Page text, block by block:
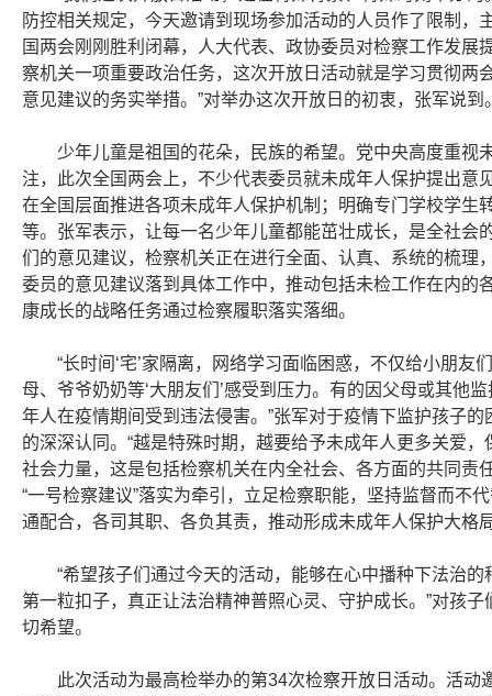
防控相关规定，今天邀请到现场参加活动的人员作了限制
国两会刚刚胜利闭幕，人大代表、政协委员对检察工作发
察机关一项重要政治任务，这次开放日活动就是学习贯彻
意见建议的务实举措。”对举办这次开放日的初衷，张军说到
少年儿童是祖国的花朵，民族的希望。党中央高度重视
注，此次全国两会上，不少代表委员就未成年人保护提出意
在全国层面推进各项未成年人保护机制；明确专门学校学生
等。张军表示，让每一名少年儿童都能茁壮成长，是全社会
们的意见建议，检察机关正在进行全面、认真、系统的梳理
委员的意见建议落到具体工作中，推动包括未检工作在内的
康成长的战略任务通过检察履职落实落细。
“长时间‘宅’家隔离，网络学习面临困惑，不仅给小朋
母、爷爷奶奶等‘大朋友们’感受到压力。有的因父母或其他
年人在疫情期间受到违法侵害。”张军对于疫情下监护孩子
的深深认同。“越是特殊时期，越要给予未成年人更多关爱
社会力量，这是包括检察机关在内全社会、各方面的共同责
“一号检察建议”落实为牵引，立足检察职能，坚持监督而不
通配合，各司其职、各负其责，推动形成未成年人保护大格
“希望孩子们通过今天的活动，能够在心中播种下法治
第一粒扣子，真正让法治精神普照心灵、守护成长。”对孩
切希望。
此次活动为最高检举办的第34次检察开放日活动。活